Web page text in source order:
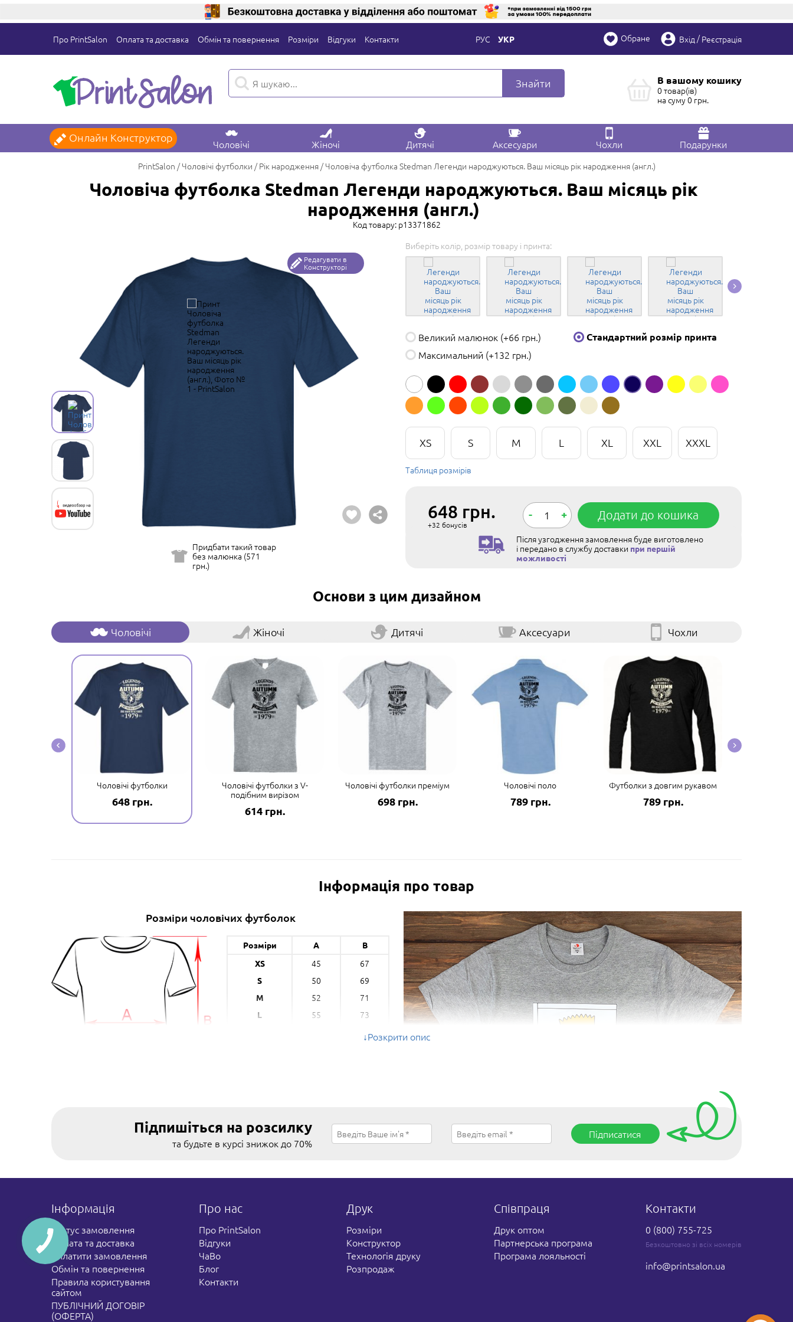
Про PrintSalon Оплата та доставка Обмін та повернення Розміри Відгуки Контакти РУС УКР Обране Вхід /Реєстрація
Знайти В вашому кошику
0 товар(ів)
на суму0 грн.
Онлайн Конструктор
Чоловічі Жіночі Дитячі Аксесуари Чохли Подарунки
PrintSalon Чоловічі футболки Рік народження Чоловіча футболка Stedman Легенди народжуються. Ваш місяць рік народження (англ.)
Чоловіча футболка Stedman Легенди народжуються. Ваш місяць рік
народження (англ.)
Код товару: p13371862
Редагувати в
Конструкторі
Редагувати в
Конструкторі
Придбати такий товар
без малюнка (571
грн.)
Виберіть колір, розмір товару і принта:
Великий малюнок (+66 грн.) Стандартний розмір принта
Максимальний (+132 грн.)
XS S M L XL XXL XXXL
Таблиця розмірів
648 грн.
+32 бонусів
- + Додати до кошика
Після узгодження замовлення буде виготовлено
і передано в службу доставки при першій
можливості
Основи з цим дизайном
Чоловічі Жіночі Дитячі Аксесуари Чохли
Чоловічі футболки
648 грн.
Чоловічі футболки з V-
подібним вирізом
614 грн.
Чоловічі футболки преміум
698 грн.
Чоловічі поло
789 грн.
Футболки з довгим рукавом
789 грн.
Інформація про товар
Розміри чоловічих футболок
Розміри A
B
XS
45 67
S 50 69
M 52 71
L 55 73
75
5% в більший або менший бік.
100% бавовна
Термотрансферний друк
(флекс-плівка)
16.07.2021
Повідомити про порушення
прав
Опис:
your month, лев, легенди,
Розкрити опис
Підпишіться на розсилку
та будьте в курсі знижок до 70%
Підписатися
Контакти
0 (800) 755-725
Безкоштовно зі всіх номерів
info@printsalon.ua
Інформація
Статус замовлення
Оплата та доставка
Сплатити замовлення
Обмін та повернення
Правила користування
сайтом
ПУБЛІЧНИЙ ДОГОВІР
(ОФЕРТА)
Про нас
Про PrintSalon
Відгуки
ЧаВо
Блог
Контакти
Друк
Розміри
Конструктор
Технологія друку
Розпродаж
Співпраця
Друк оптом
Партнерська програма
Програма лояльності